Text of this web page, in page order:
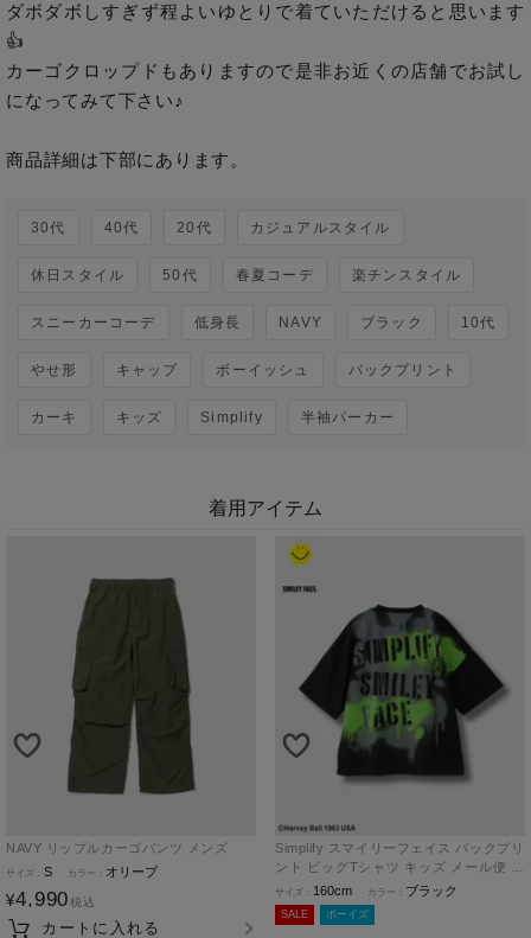
ダボダボしすぎず程よいゆとりで着ていただけると思います
👍
カーゴクロップドもありますので是非お近くの店舗でお試し
になってみて下さい♪
商品詳細は下部にあります。
30代 40代 20代 カジュアルスタイル
休日スタイル 50代 春夏コーデ 楽チンスタイル
スニーカーコーデ 低身長 NAVY ブラック 10代
やせ形 キャップ ボーイッシュ バックプリント
カーキ キッズ Simplify 半袖パーカー
着用アイテム
NAVY リップルカーゴパンツ メンズ
S
オリーブ
¥4,990 税込
カートに入れる
Simplify スマイリーフェイス バックプリ
ント ビッグTシャツ キッズ メール便 対
応商品160cm ブラック
SALE ボーイズ